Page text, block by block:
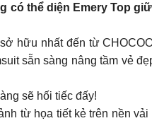
có thể diện Emery Top
hữu nhất đến từ
sẵn sàng nâng tầm vẻ
sẽ hối tiếc đấy!
từ họa tiết kẻ trên nền